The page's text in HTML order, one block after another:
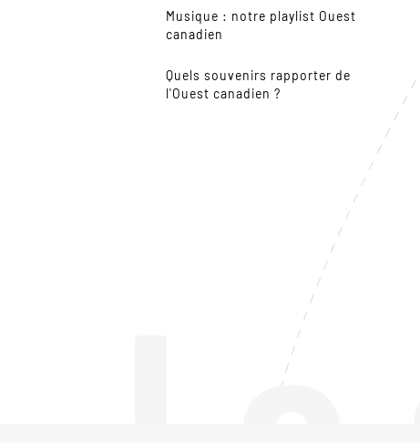
Musique : notre playlist Ouest
canadien
Quels souvenirs rapporter de
l'Ouest canadien ?